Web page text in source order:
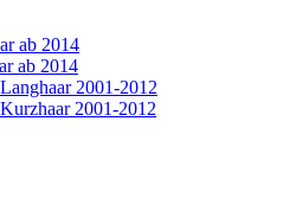
ab 2014
ab 2014
2001-2012
2001-2012